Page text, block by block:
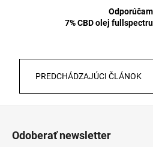
7% CBD olej
PREDCHÁDZAJÚCI ČLÁNOK
Odoberať newsletter